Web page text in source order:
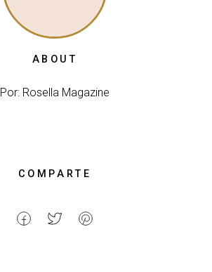
ABOUT
Por: Rosella Magazine
COMPARTE